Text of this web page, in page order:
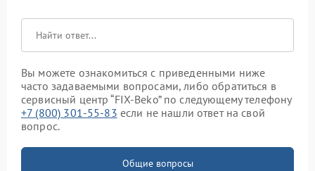
Вы можете ознакомиться с приведенными ниже
часто задаваемыми вопросами, либо обратиться в
сервисный центр “FIX-Beko” по следующему телефону
+7 (800) 301-55-83 если не нашли ответ на свой
вопрос.
Общие вопросы